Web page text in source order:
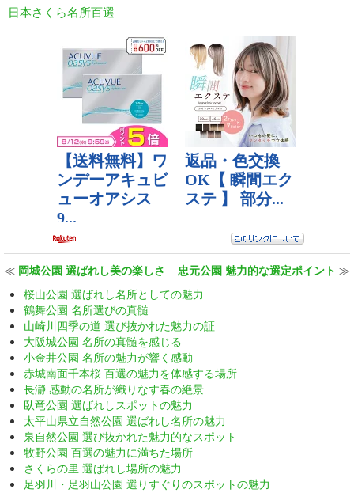
日本さくら名所百選
≪ 岡城公園 選ばれし美の楽しさ 忠元公園 魅力的な選定ポイント ≫
桜山公園 選ばれし名所としての魅力
鶴舞公園 名所選びの真髄
山崎川四季の道 選び抜かれた魅力の証
大阪城公園 名所の真髄を感じる
小金井公園 名所の魅力が響く感動
赤城南面千本桜 百選の魅力を体感する場所
長瀞 感動の名所が織りなす春の絶景
臥竜公園 選ばれしスポットの魅力
太平山県立自然公園 選ばれし名所の魅力
泉自然公園 選び抜かれた魅力的なスポット
牧野公園 百選の魅力に満ちた場所
さくらの里 選ばれし場所の魅力
足羽川・足羽山公園 選りすぐりのスポットの魅力